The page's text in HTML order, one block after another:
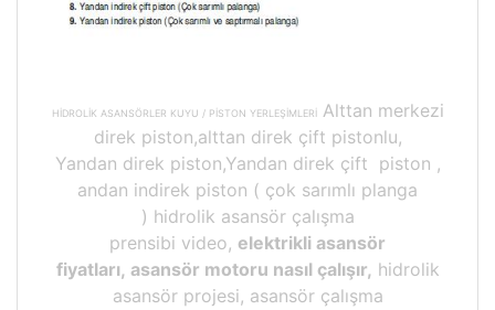
HİDROLİK ASANSÖRLER KUYU / PİSTON YERLEŞİMLERİ Alttan merkezi
direk piston,alttan direk çift pistonlu,
Yandan direk piston,Yandan direk çift piston ,
andan indirek piston ( çok sarımlı planga
) hidrolik asansör çalışma
prensibi video, elektrikli asansör
fiyatları, asansör motoru nasıl çalışır, hidrolik
asansör projesi, asansör çalışma